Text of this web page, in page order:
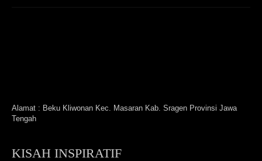
Alamat : Beku Kliwonan Kec. Masaran Kab. Sragen Provinsi Jawa
Tengah
KISAH INSPIRATIF